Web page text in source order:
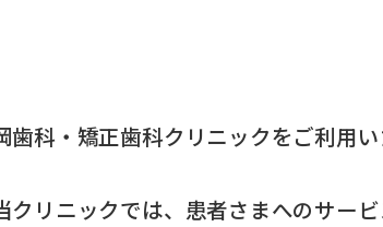
歯科・矯正歯科クリニックをご利用
クリニックでは、患者さまへのサー